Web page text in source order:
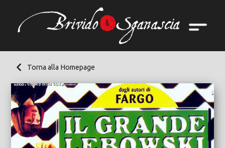
Torna alla Homepage